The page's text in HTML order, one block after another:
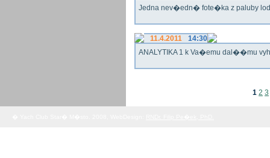
Jedna nev�edn� fote�ka z paluby
11.4.2011
14:30
ANALYTIKA 1 k Va�emu dal��mu
1 2 3